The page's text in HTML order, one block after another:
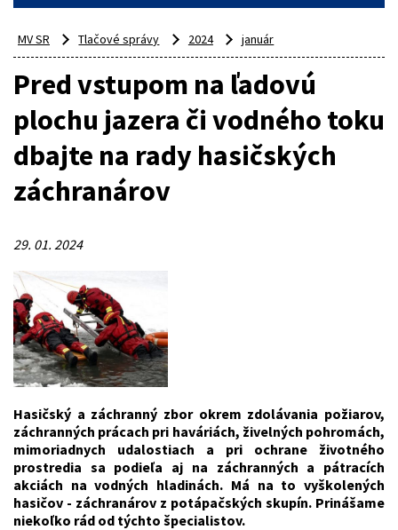
MV SR Tlačové správy 2024 január
Pred vstupom na ľadovú
plochu jazera či vodného toku
dbajte na rady hasičských
záchranárov
29. 01. 2024
Hasičský a záchranný zbor okrem zdolávania požiarov,
záchranných prácach pri haváriách, živelných pohromách,
mimoriadnych udalostiach a pri ochrane životného
prostredia sa podieľa aj na záchranných a pátracích
akciách na vodných hladinách. Má na to vyškolených
hasičov - záchranárov z potápačských skupín. Prinášame
niekoľko rád od týchto špecialistov.